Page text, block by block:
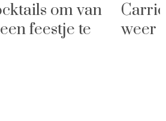
om van
feestje te
weer